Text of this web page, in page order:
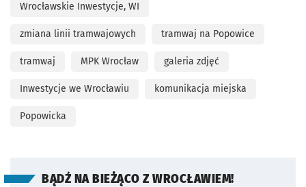
Wrocławskie Inwestycje, WI
zmiana linii tramwajowych tramwaj na Popowice
tramwaj MPK Wrocław galeria zdjęć
Inwestycje we Wrocławiu komunikacja miejska
Popowicka
BĄDŹ NA BIEŻĄCO Z WROCŁAWIEM!